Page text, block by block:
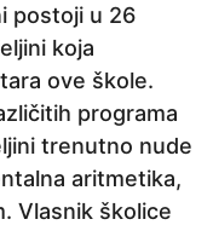
postoji u 26
koja
ove škole.
programa
trenutno nude
aritmetika,
Vlasnik školice